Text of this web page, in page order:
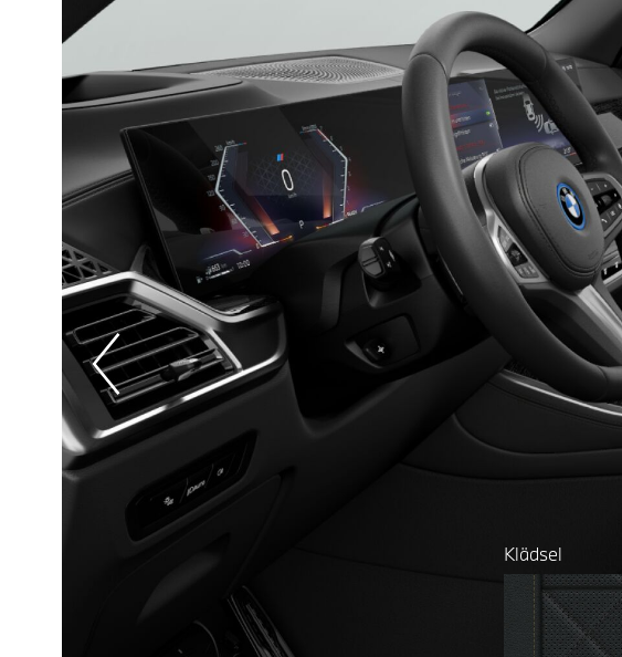
Prevoius
Klädsel